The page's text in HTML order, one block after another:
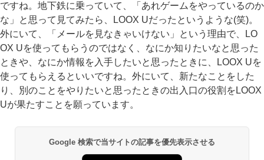
ですね。地下鉄に乗っていて、「あれゲームをやっているのか
な」と思って見てみたら、LOOX Uだったというような(笑)。
外にいて、「メールを見なきゃいけない」という理由で、LO
OX Uを使ってもらうのではなく、なにか知りたいなと思った
ときや、なにか情報を入手したいと思ったときに、LOOX Uを
使ってもらえるといいですね。外にいて、新たなことをした
り、別のことをやりたいと思ったときの出入口の役割をLOOX
Uが果たすことを願っています。
Google 検索で当サイトの記事を優先表示させる